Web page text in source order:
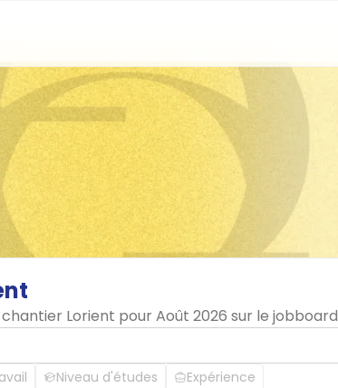
Lorient pour Août 2026 sur le jobboard
Niveau d'études Expérience